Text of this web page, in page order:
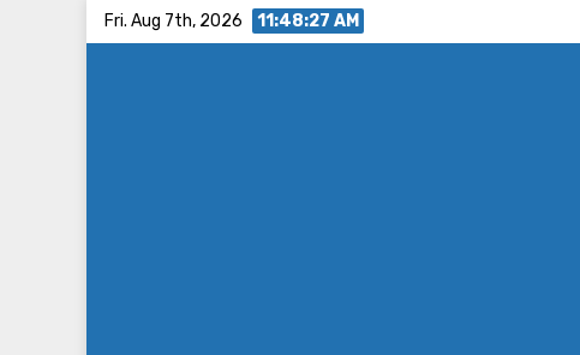
Fri. Aug 7th, 2026 11:48:28 AM